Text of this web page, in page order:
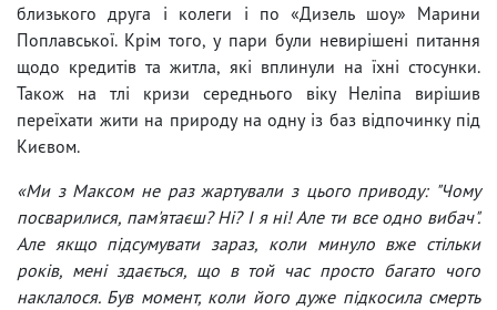
близького друга і колеги і по «Дизель шоу» Марини
Поплавської. Крім того, у пари були невирішені питання
щодо кредитів та житла, які вплинули на їхні стосунки.
Також на тлі кризи середнього віку Неліпа вирішив
переїхати жити на природу на одну із баз відпочинку під
Києвом.
«Ми з Максом не раз жартували з цього приводу: "Чому
посварилися, пам'ятаєш? Ні? І я ні! Але ти все одно вибач".
Але якщо підсумувати зараз, коли минуло вже стільки
років, мені здається, що в той час просто багато чого
наклалося. Був момент, коли його дуже підкосила смерть